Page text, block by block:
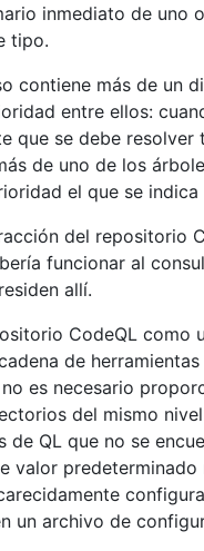
inmediato de uno
tipo.
contiene más de un
entre ellos:
que se debe resolver
de uno de los
el que se indica
del repositorio
funcionar al
allí.
CodeQL como
de herramientas
es necesario
del mismo
de QL que no se
valor predeterminado
un archivo de